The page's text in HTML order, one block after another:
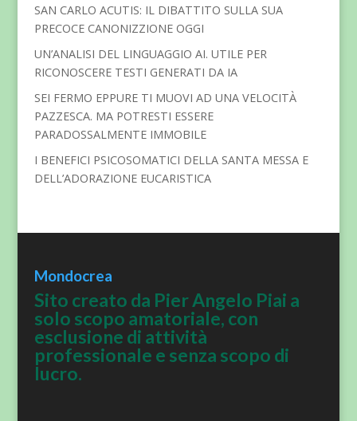
SAN CARLO ACUTIS: IL DIBATTITO SULLA SUA
PRECOCE CANONIZZIONE OGGI
UN’ANALISI DEL LINGUAGGIO AI. UTILE PER
RICONOSCERE TESTI GENERATI DA IA
SEI FERMO EPPURE TI MUOVI AD UNA VELOCITÀ
PAZZESCA. MA POTRESTI ESSERE
PARADOSSALMENTE IMMOBILE
I BENEFICI PSICOSOMATICI DELLA SANTA MESSA E
DELL’ADORAZIONE EUCARISTICA
Mondocrea
Sito creato da Pier Angelo Piai a
solo scopo amatoriale, con
esclusione di attività
professionale e senza scopo di
lucro.